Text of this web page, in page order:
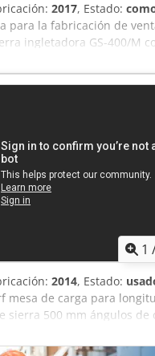
2017, Estado:
para la fabricación de
ingletadora GS-400/M
y fresadora para ojales
de un cabezal
1
2014, Estado:
mesa de carga para
sierra 500 mm ángulos de